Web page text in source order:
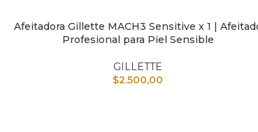
AÑADIR AL CARRITO
Afeitadora Gillette MACH3 Sensitive x 1 |
Profesional para Piel Sensible
GILLETTE
$2.500,00